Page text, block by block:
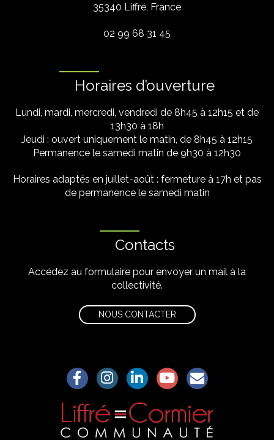
35340 Liffré, France
02 99 68 31 45
Horaires d’ouverture
Lundi, mardi, mercredi, vendredi de 8h45 à 12h15 et de
13h30 à 18h
Jeudi : ouvert uniquement le matin, de 8h45 à 12h15
Permanence le samedi matin de 9h30 à 12h30
Horaires adaptés en juillet-août : fermeture à 17h et pas
de permanence le samedi matin
Contacts
Accédez au formulaire pour envoyer un mail à la
collectivité.
NOUS CONTACTER
Lien vers le compte Facebook
Lien vers le compte Instagram
Lien vers le compte Linkedin
Lien vers la chaîne
S'aWonner à